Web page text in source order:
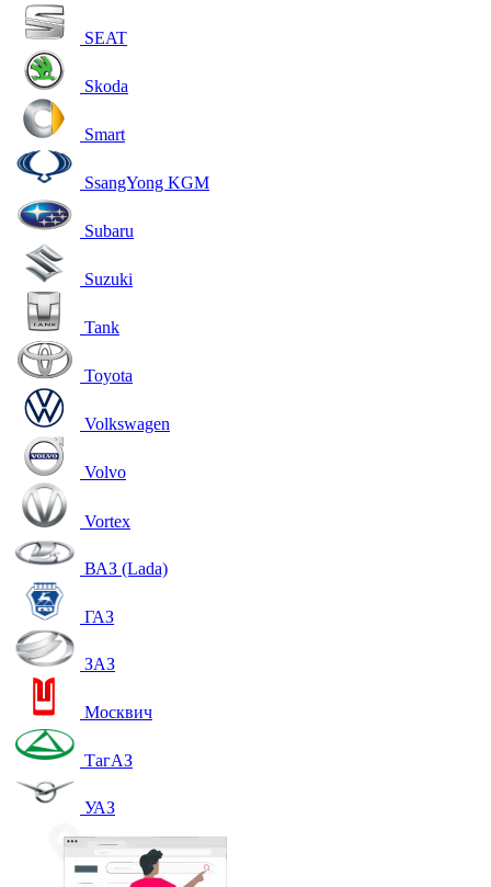
SEAT
Skoda
Smart
SsangYong KGM
Subaru
Suzuki
Tank
Toyota
Volkswagen
Volvo
Vortex
ВАЗ (Lada)
ГАЗ
ЗАЗ
Москвич
ТагАЗ
УАЗ